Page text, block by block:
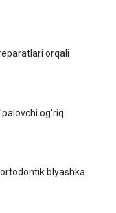
orqali
og'riq
blyashka